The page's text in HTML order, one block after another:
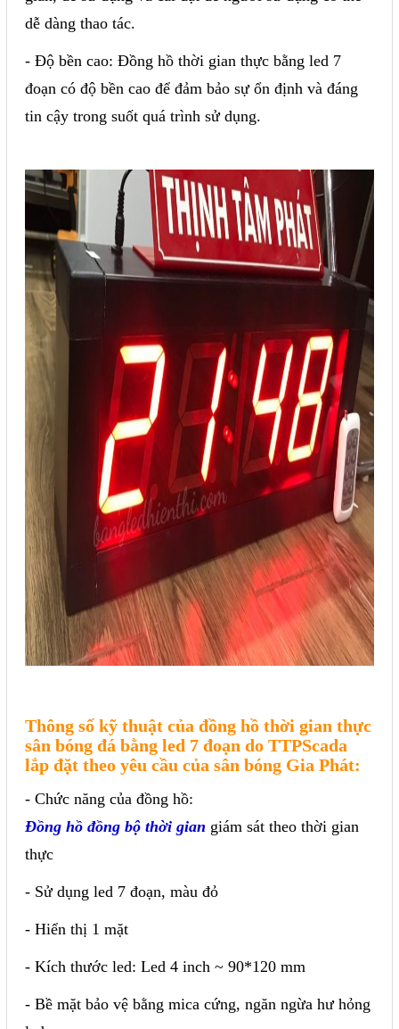
dễ dàng thao tác.
- Độ bền cao: Đồng hồ thời gian thực bằng led 7
đoạn có độ bền cao để đảm bảo sự ổn định và đáng
tin cậy trong suốt quá trình sử dụng.
Thông số kỹ thuật của đồng hồ thời gian thực
sân bóng đá bằng led 7 đoạn do TTPScada
lắp đặt theo yêu cầu của sân bóng Gia Phát:
- Chức năng của đồng hồ:
Đồng hồ đồng bộ thời gian giám sát theo thời gian
thực
- Sử dụng led 7 đoạn, màu đỏ
- Hiển thị 1 mặt
- Kích thước led: Led 4 inch ~ 90*120 mm
- Bề mặt bảo vệ bằng mica cứng, ngăn ngừa hư hỏng
Crack password HMI
Hình ảnh sửa chữa
Liên hệ
Đóng
TRÊN MẠNG XÃ HỘI
Google
Twitter
Gọi cho chúng tôi
Nhắn tin
Mail
COPYRIGHT 2018. ALL RIGHTS RESERVED